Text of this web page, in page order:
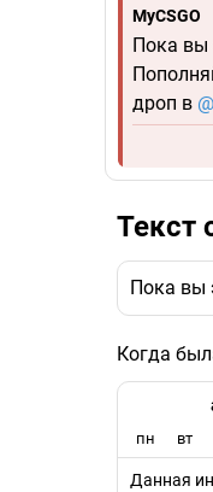
MyCSGO
Пока вы
дроп в
Текст
Пока вы
Когда
пн вт
Данная